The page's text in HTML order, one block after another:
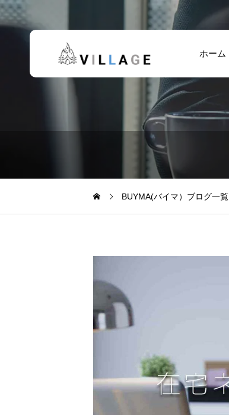
ホーム
BUYMA(バイマ）ブログ一覧